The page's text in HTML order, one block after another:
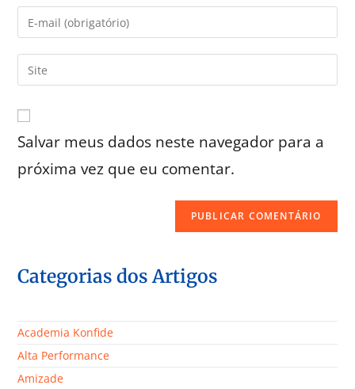
Salvar meus dados neste navegador para a
próxima vez que eu comentar.
Categorias dos Artigos
Academia Konfide
Alta Performance
Amizade